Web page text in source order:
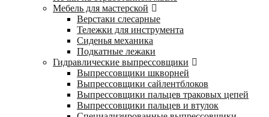
Мебель для мастерской
Верстаки слесарные
Тележки для инструмента
Сиденья механика
Подкатные лежаки
Гидравлические выпрессовщики
Выпрессовщики шкворней
Выпрессовщики сайлентблоков
Выпрессовщики пальцев траковых цепей
Выпрессовщики пальцев и втулок